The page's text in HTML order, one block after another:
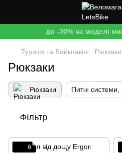
до -30% на моделі
Туризм та Байкпакінг Рюкзаки
Рюкзаки
Рюкзаки Питні системи,
Фільтр
6